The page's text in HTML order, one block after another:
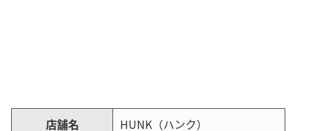
店舗名 HUNK（ハンク）